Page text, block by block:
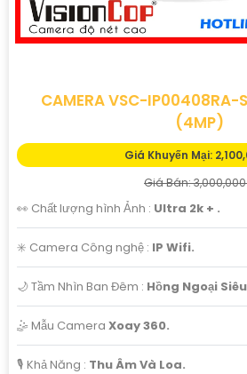
CAMERA VSC-IP00408RA-
(4MP)
Giá Khuyến Mại:
Giá Bán: 3,000,000
👀 Chất lượng hình Ảnh : Ultra 2k + .
✳️ Camera Công nghệ : IP Wifi.
🌙 Tầm Nhìn Ban Đêm : Hồng Ngoại
🤹 Mẫu Camera Xoay 360.
️🎙 Khả Năng : Thu Âm Và Loa.